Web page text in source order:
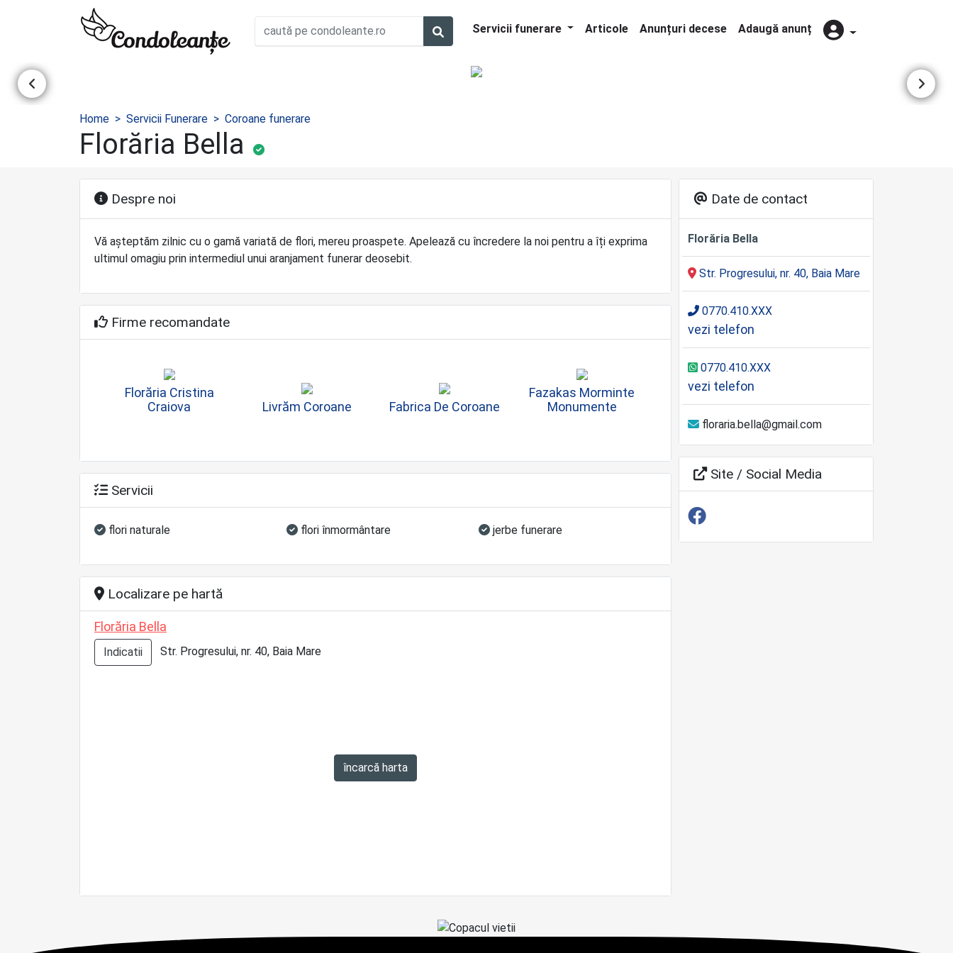
Servicii funerare Articole Anunțuri decese Adaugă anunț
Home Servicii Funerare Coroane funerare
Florăria Bella
Despre noi
Vă așteptăm zilnic cu o gamă variată de flori, mereu proaspete. Apelează cu încredere la noi pentru a îți exprima
ultimul omagiu prin intermediul unui aranjament funerar deosebit.
Firme recomandate
Florăria Cristina
Craiova
Livrăm Coroane Fabrica De Coroane
Fazakas Morminte
Monumente
Servicii
flori naturale flori înmormântare jerbe funerare
Localizare pe hartă
Florăria Bella
Indicatii Str. Progresului, nr. 40, Baia Mare
încarcă harta
Date de contact
Florăria Bella
Str. Progresului, nr. 40, Baia Mare
0770.410.XXX
vezi telefon
0770.410.XXX
vezi telefon
floraria.bella@gmail.com
Site / Social Media